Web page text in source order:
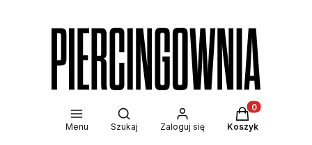
Menu
Otwórz wyszukiwarkę
Szukaj Zaloguj się
Produkty w
Koszyk